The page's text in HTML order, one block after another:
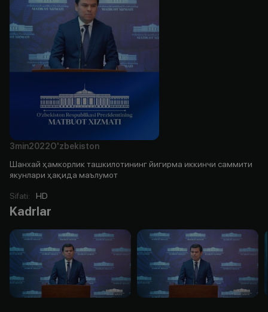
3min2022O'zbekiston
Шанхай ҳамкорлик ташкилотининг йигирма иккинчи саммити
якунлари ҳақида маълумот
Sifati: HD
Kadrlar